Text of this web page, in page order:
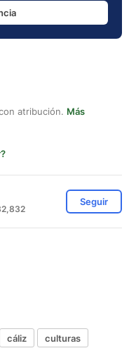
atribución. Más
Seguir
cáliz
culturas